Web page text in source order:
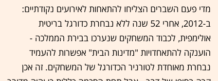
מדי פעם השברים הצליחו להתאחות לאירועים נקודתיים:
ב-2012, אחרי 52 שנה ללא נבחרת כדורגל בריטית
אולימפית, לכבוד המשחקים שנערכו בבירת הממלכה -
הוענקה להתאחדויות "מדינות הבית" אפשרות להעמיד
נבחרת מאוחדת לטורניר הכדורגל של המשחקים. זה אכן